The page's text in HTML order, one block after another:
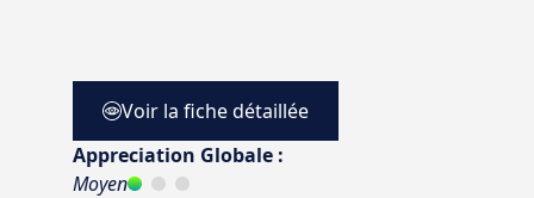
Voir la fiche détaillée
Appreciation Globale :
Moyen